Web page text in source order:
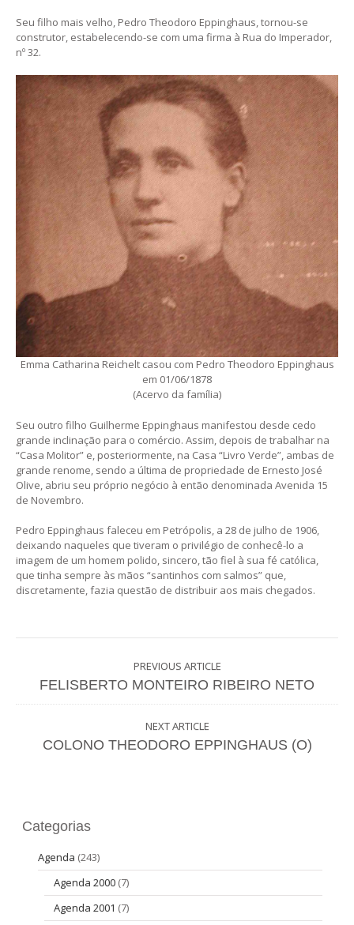
Seu filho mais velho, Pedro Theodoro Eppinghaus, tornou-se
construtor, estabelecendo-se com uma firma à Rua do Imperador,
nº 32.
Emma Catharina Reichelt casou com Pedro Theodoro Eppinghaus
em 01/06/1878
(Acervo da família)
Seu outro filho Guilherme Eppinghaus manifestou desde cedo
grande inclinação para o comércio. Assim, depois de trabalhar na
“Casa Molitor” e, posteriormente, na Casa “Livro Verde”, ambas de
grande renome, sendo a última de propriedade de Ernesto José
Olive, abriu seu próprio negócio à então denominada Avenida 15
de Novembro.
Pedro Eppinghaus faleceu em Petrópolis, a 28 de julho de 1906,
deixando naqueles que tiveram o privilégio de conhecê-lo a
imagem de um homem polido, sincero, tão fiel à sua fé católica,
que tinha sempre às mãos “santinhos com salmos” que,
discretamente, fazia questão de distribuir aos mais chegados.
PREVIOUS ARTICLE
FELISBERTO MONTEIRO RIBEIRO NETO
NEXT ARTICLE
COLONO THEODORO EPPINGHAUS (O)
Categorias
Agenda (243)
Agenda 2000 (7)
Agenda 2001 (7)